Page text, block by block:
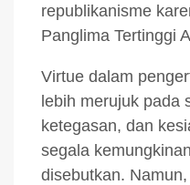
republikanisme
Panglima Tertinggi
Virtue dalam
lebih merujuk pada
ketegasan, dan
segala
disebutkan.